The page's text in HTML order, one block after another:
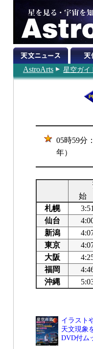
AstroArts 星空ガイ
05時59分
年）
始
札幌
3:51
仙台
新潟
東京
大阪
福岡
沖縄
イラスト
天文現象
DVD付ム